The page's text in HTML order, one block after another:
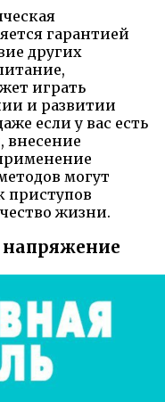
гарантией
других
играть
и развитии
если у вас есть
внесение
могут
приступов
жизни.
напряжение